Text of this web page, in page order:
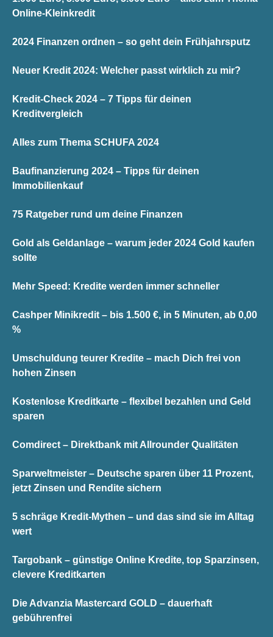
Online-Kleinkredit
2024 Finanzen ordnen – so geht dein Frühjahrsputz
Neuer Kredit 2024: Welcher passt wirklich zu mir?
Kredit-Check 2024 – 7 Tipps für deinen
Kreditvergleich
Alles zum Thema SCHUFA 2024
Baufinanzierung 2024 – Tipps für deinen
Immobilienkauf
75 Ratgeber rund um deine Finanzen
Gold als Geldanlage – warum jeder 2024 Gold kaufen
sollte
Mehr Speed: Kredite werden immer schneller
Cashper Minikredit – bis 1.500 €, in 5 Minuten, ab 0,00
%
Umschuldung teurer Kredite – mach Dich frei von
hohen Zinsen
Kostenlose Kreditkarte – flexibel bezahlen und Geld
sparen
Comdirect – Direktbank mit Allrounder Qualitäten
Sparweltmeister – Deutsche sparen über 11 Prozent,
jetzt Zinsen und Rendite sichern
5 schräge Kredit-Mythen – und das sind sie im Alltag
wert
Targobank – günstige Online Kredite, top Sparzinsen,
clevere Kreditkarten
Die Advanzia Mastercard GOLD – dauerhaft
gebührenfrei